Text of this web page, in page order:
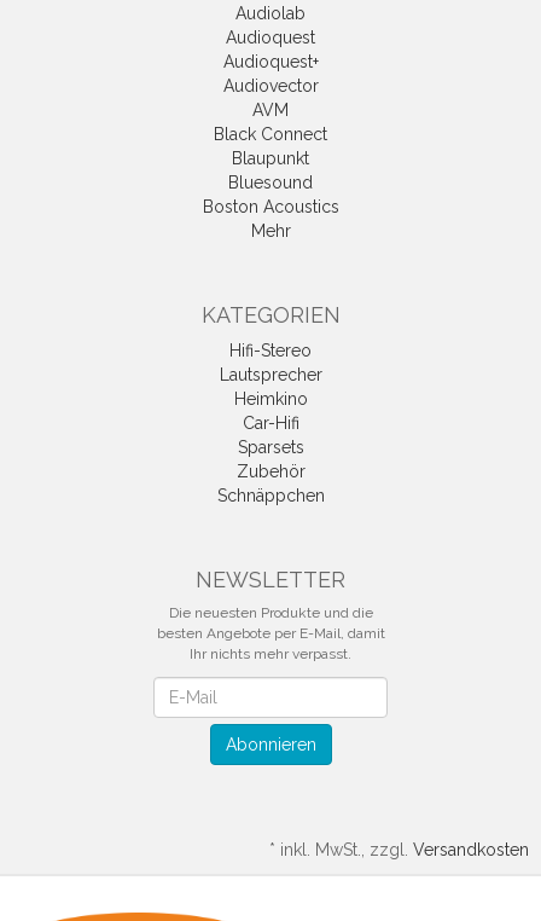
Audiolab
Audioquest
Audioquest+
Audiovector
AVM
Black Connect
Blaupunkt
Bluesound
Boston Acoustics
Mehr
KATEGORIEN
Hifi-Stereo
Lautsprecher
Heimkino
Car-Hifi
Sparsets
Zubehör
Schnäppchen
NEWSLETTER
Die neuesten Produkte und die
besten Angebote per E-Mail, damit
Ihr nichts mehr verpasst.
Abonnieren
* inkl. MwSt., zzgl. Versandkosten